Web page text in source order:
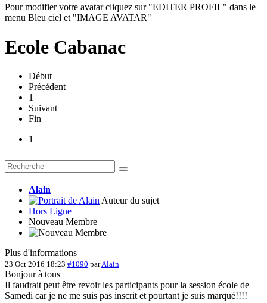
Pour modifier votre avatar cliquez sur "EDITER PROFIL" dans le
menu Bleu ciel et "IMAGE AVATAR"
Ecole Cabanac
Début
Précédent
1
Suivant
Fin
1
Alain
Auteur du sujet
Hors Ligne
Nouveau Membre
Plus d'informations
23 Oct 2016 18:23 #1090 parAlain
Bonjour à tous
Il faudrait peut être revoir les participants pour la session école de
Samedi car je ne me suis pas inscrit et pourtant je suis marqué!!!!